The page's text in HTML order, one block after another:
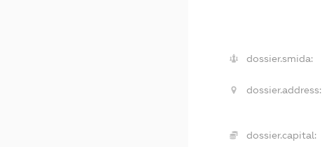
dossier.smida:
dossier.address:
dossier.capital: